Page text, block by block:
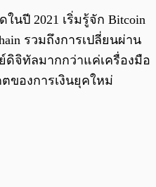
นปี 2021 เริ่มรู้จัก Bitcoin
รวมถึงการเปลี่ยนผ่าน
ดิจิทัลมากกว่าแค่เครื่องมือ
ของการเงินยุคใหม่